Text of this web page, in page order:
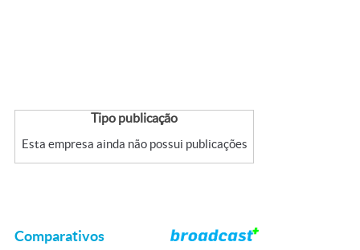
Tipo publicação
Esta empresa ainda não possui publicações
Comparativos